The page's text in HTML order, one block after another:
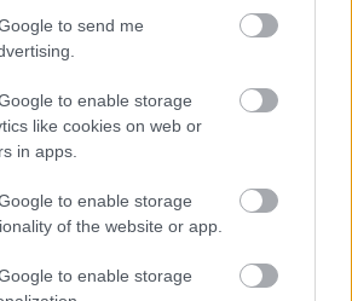
to send me
to enable storage
like cookies on web or
in apps.
to enable storage
of the website or app.
to enable storage
repasamos las notas de cada jugador en
estadísticas principales por las que obtuvieron